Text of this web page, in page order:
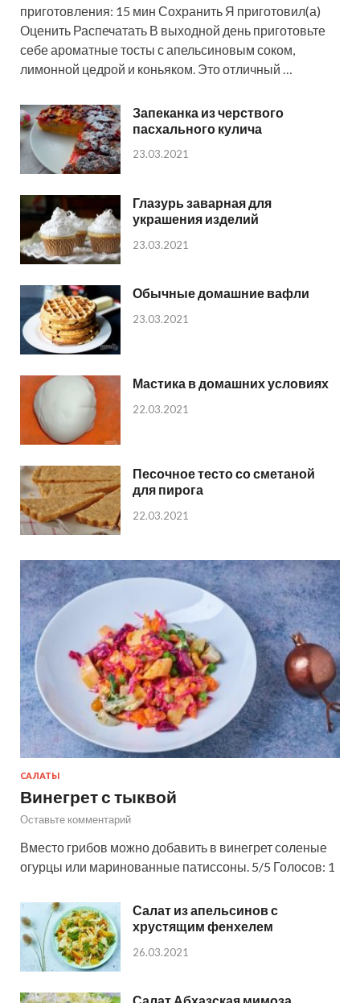
приготовления: 15 мин Сохранить Я приготовил(а)
Оценить Распечатать В выходной день приготовьте
себе ароматные тосты с апельсиновым соком,
лимонной цедрой и коньяком. Это отличный …
Запеканка из черствого
пасхального кулича
23.03.2021
Глазурь заварная для
украшения изделий
23.03.2021
Обычные домашние вафли
23.03.2021
Мастика в домашних условиях
22.03.2021
Песочное тесто со сметаной
для пирога
22.03.2021
САЛАТЫ
Винегрет с тыквой
Оставьте комментарий
Вместо грибов можно добавить в винегрет соленые
огурцы или маринованные патиссоны. 5/5 Голосов: 1
Салат из апельсинов с
хрустящим фенхелем
26.03.2021